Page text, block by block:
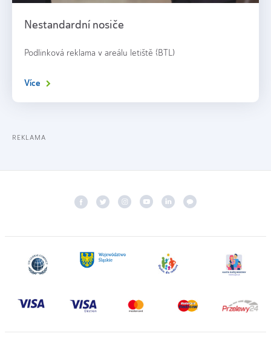
Nestandardní nosiče
Podlinková reklama v areálu letiště (BTL)
Více
REKLAMA